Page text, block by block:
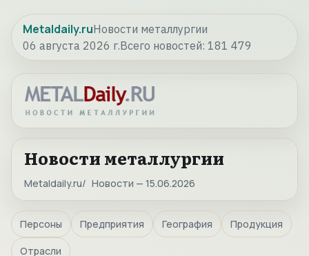
Metaldaily.ruНовости металлургии
06 августа 2026 г.Всего новостей: 181 479
Новости металлургии
Metaldaily.ru Новости — 15.06.2026
Персоны Предприятия География Продукция
Отрасли